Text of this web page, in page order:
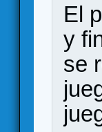
El
y
se